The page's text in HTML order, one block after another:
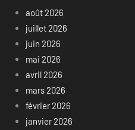
août 2026
juillet 2026
juin 2026
mai 2026
avril 2026
mars 2026
février 2026
janvier 2026